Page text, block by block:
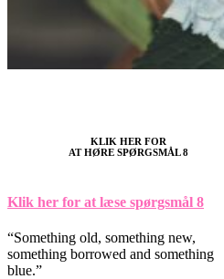
KLIK HER FOR
AT HØRE SPØRGSMÅL 8
Klik her for at læse spørgsmål 8
“Something old, something new,
something borrowed and something
blue.”